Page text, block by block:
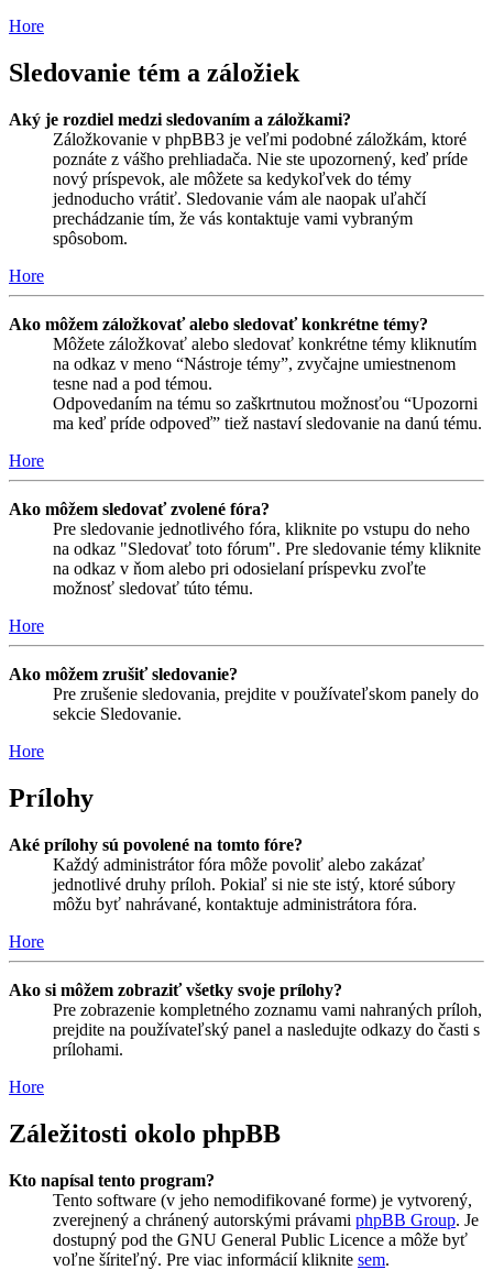
Hore
Sledovanie tém a záložiek
Aký je rozdiel medzi sledovaním a záložkami?
Záložkovanie v phpBB3 je veľmi podobné záložkám, ktoré
poznáte z vášho prehliadača. Nie ste upozornený, keď príde
nový príspevok, ale môžete sa kedykoľvek do témy
jednoducho vrátiť. Sledovanie vám ale naopak uľahčí
prechádzanie tím, že vás kontaktuje vami vybraným
spôsobom.
Hore
Ako môžem záložkovať alebo sledovať konkrétne témy?
Môžete záložkovať alebo sledovať konkrétne témy kliknutím
na odkaz v meno “Nástroje témy”, zvyčajne umiestnenom
tesne nad a pod témou.
Odpovedaním na tému so zaškrtnutou možnosťou “Upozorni
ma keď príde odpoveď” tiež nastaví sledovanie na danú tému.
Hore
Ako môžem sledovať zvolené fóra?
Pre sledovanie jednotlivého fóra, kliknite po vstupu do neho
na odkaz "Sledovať toto fórum". Pre sledovanie témy kliknite
na odkaz v ňom alebo pri odosielaní príspevku zvoľte
možnosť sledovať túto tému.
Hore
Ako môžem zrušiť sledovanie?
Pre zrušenie sledovania, prejdite v používateľskom panely do
sekcie Sledovanie.
Hore
Prílohy
Aké prílohy sú povolené na tomto fóre?
Každý administrátor fóra môže povoliť alebo zakázať
jednotlivé druhy príloh. Pokiaľ si nie ste istý, ktoré súbory
môžu byť nahrávané, kontaktuje administrátora fóra.
Hore
Ako si môžem zobraziť všetky svoje prílohy?
Pre zobrazenie kompletného zoznamu vami nahraných príloh,
prejdite na používateľský panel a nasledujte odkazy do časti s
prílohami.
Hore
Záležitosti okolo phpBB
Kto napísal tento program?
Tento software (v jeho nemodifikované forme) je vytvorený,
zverejnený a chránený autorskými právami phpBB Group. Je
dostupný pod the GNU General Public Licence a môže byť
voľne šíriteľný. Pre viac informácií kliknite sem.